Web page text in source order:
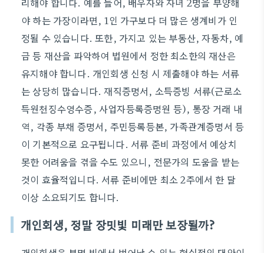
야 하는 가장이라면, 1인 가구보다 더 많은 생계비가 인
정될 수 있습니다. 또한, 가지고 있는 부동산, 자동차, 예
금 등 재산을 파악하여 법원에서 정한 최소한의 재산은
유지해야 합니다. 개인회생 신청 시 제출해야 하는 서류
는 상당히 많습니다. 재직증명서, 소득증빙 서류(근로소
득원천징수영수증, 사업자등록증명원 등), 통장 거래 내
역, 각종 부채 증명서, 주민등록등본, 가족관계증명서 등
이 기본적으로 요구됩니다. 서류 준비 과정에서 예상치
못한 어려움을 겪을 수도 있으니, 전문가의 도움을 받는
것이 효율적입니다. 서류 준비에만 최소 2주에서 한 달
이상 소요되기도 합니다.
개인회생, 정말 장밋빛 미래만 보장될까?